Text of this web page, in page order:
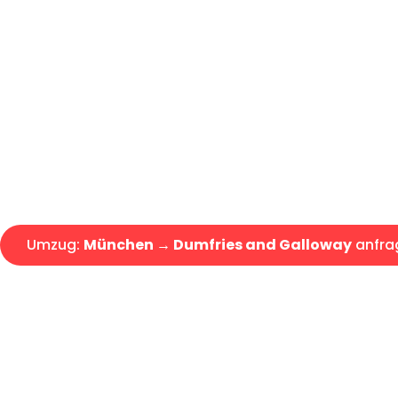
Umzug: München → Dumfries and Galloway